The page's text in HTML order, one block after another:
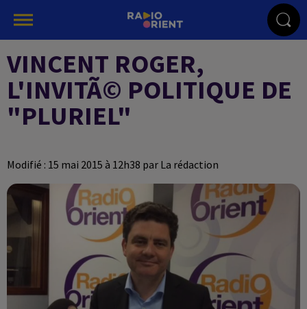
VINCENT ROGER,
L'INVITÃ© POLITIQUE DE
"PLURIEL"
Modifié : 15 mai 2015 à 12h38 par La rédaction